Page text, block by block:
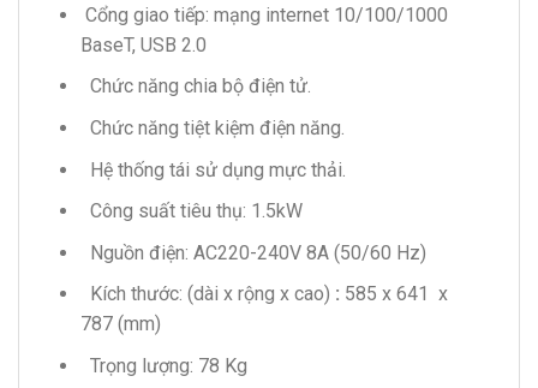
Cổng giao tiếp: mạng internet 10/100/1000
BaseT, USB 2.0
Chức năng chia bộ điện tử.
Chức năng tiệt kiệm điện năng.
Hệ thống tái sử dụng mực thải.
Công suất tiêu thụ: 1.5kW
Nguồn điện: AC220-240V 8A (50/60 Hz)
Kích thước: (dài x rộng x cao) : 585 x 641 x
787 (mm)
Trọng lượng: 78 Kg